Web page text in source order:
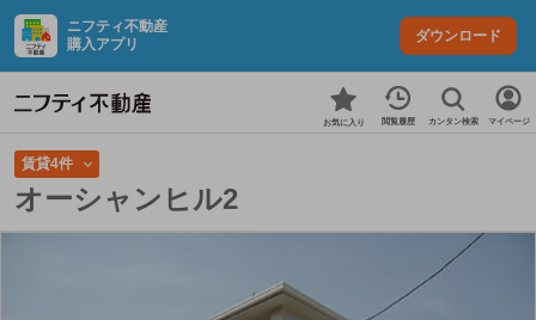
ニフティ不動産
購入アプリ
ダウンロード
お気に入り 閲覧履歴 カンタン検索 マイページ
賃貸4件
オーシャンヒル2